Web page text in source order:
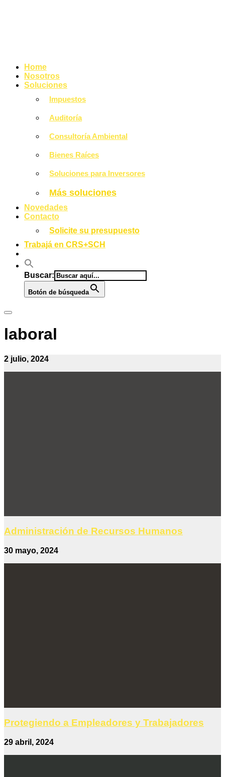
Home
Nosotros
Soluciones
Impuestos
Auditoría
Consultoría Ambiental
Bienes Raíces
Soluciones para Inversores
Más soluciones
Novedades
Contacto
Solicite su presupuesto
Trabajá en CRS+SCH
Buscar:
Botón de búsqueda
laboral
2 julio, 2024
Administración de Recursos Humanos
30 mayo, 2024
Protegiendo a Empleadores y Trabajadores
29 abril, 2024